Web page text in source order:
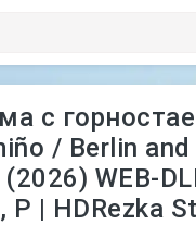
с
/ Berlin
WEB-
P | HDRezka